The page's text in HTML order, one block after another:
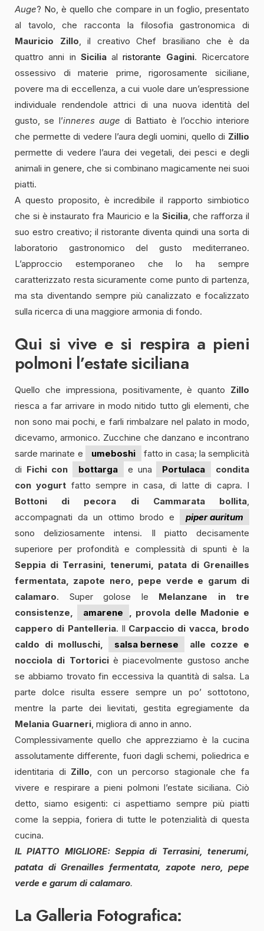
Auge? No, è quello che compare in un foglio, presentato
al tavolo, che racconta la filosofia gastronomica di
Mauricio Zillo, il creativo Chef brasiliano che è da
quattro anni in Siciliaalristorante Gagini. Ricercatore
ossessivo di materie prime, rigorosamente siciliane,
povere ma di eccellenza, a cui vuole dare un’espressione
individuale rendendole attrici di una nuova identità del
gusto, se l’inneres auge di Battiato è l’occhio interiore
che permette di vedere l’aura degli uomini, quello di Zillio
permette di vedere l’aura dei vegetali, dei pesci e degli
animali in genere, che si combinano magicamente nei suoi
piatti.
A questo proposito, è incredibile il rapporto simbiotico
che si è instaurato fra Mauricio e la Sicilia, che rafforza il
suo estro creativo; il ristorante diventa quindi una sorta di
laboratorio gastronomico del gusto mediterraneo.
L’approccio estemporaneo che lo ha sempre
caratterizzato resta sicuramente come punto di partenza,
ma sta diventando sempre più canalizzato e focalizzato
sulla ricerca di una maggiore armonia di fondo.
Qui si vive e si respira a pieni
polmoni l’estate siciliana
Quello che impressiona, positivamente, è quanto Zillo
riesca a far arrivare in modo nitido tutto gli elementi, che
non sono mai pochi, e farli rimbalzare nel palato in modo,
dicevamo, armonico. Zucchine che danzano e incontrano
sarde marinate e
umeboshi
fatto in casa; la semplicità
di Fichi con bottarga e una Portulaca
condita
con yogurt fatto sempre in casa, di latte di capra. I
Bottoni di pecora di Cammarata bollita,
accompagnati da un ottimo brodo e
piper auritum
sono deliziosamente intensi. Il piatto decisamente
superiore per profondità e complessità di spunti è la
Seppia di Terrasini, tenerumi, patata di Grenailles
fermentata, zapote nero, pepe verde e garum di
calamaro. Super golose le Melanzane in tre
consistenze,
amarene
, provola delle Madonie e
cappero di Pantelleria. Il Carpaccio di vacca, brodo
caldo di molluschi,
salsa bernese
alle cozze e
nocciola di Tortorici è piacevolmente gustoso anche
se abbiamo trovato fin eccessiva la quantità di salsa. La
parte dolce risulta essere sempre un po’ sottotono,
mentre la parte dei lievitati, gestita egregiamente da
Melania Guarneri, migliora di anno in anno.
Complessivamente quello che apprezziamo è la cucina
assolutamente differente, fuori dagli schemi, poliedrica e
identitaria di Zillo, con un percorso stagionale che fa
vivere e respirare a pieni polmoni l’estate siciliana. Ciò
detto, siamo esigenti: ci aspettiamo sempre più piatti
come la seppia, foriera di tutte le potenzialità di questa
cucina.
IL PIATTO MIGLIORE: Seppia di Terrasini, tenerumi,
patata di Grenailles fermentata, zapote nero, pepe
verde e garum di calamaro.
La Galleria Fotografica: